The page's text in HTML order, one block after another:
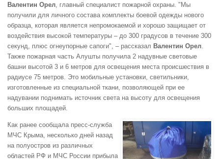
Валентин Орел, главный специалист пожарной охраны. "Мы
получили для личного состава комплекты боевой одежды нового
образца, которая является непромокаемой и хорошо защищает от
воздействия высокой температуры – до 300 градусов в течение 300
секунд, плюс огнеупорные сапоги", – рассказал Валентин Орел.
Также пожарная часть Алушты получила 2 надувные световые
башни высотой 3 и 6 метров для освещения места происшествия в
радиусе 75 метров. Это мобильные установки, светильники,
изготовленные из специальной ткани, позволяющей при ее
надувании поднимать источник света на высоту для освещения
больших площадей.
Как ранее сообщала пресс-служба
МЧС Крыма, несколько дней назад
на полуостров из различных
областей РФ и МЧС России прибыла